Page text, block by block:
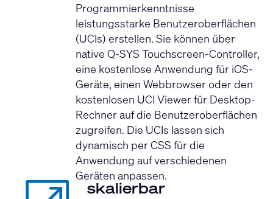
Programmierkenntnisse
leistungsstarke Benutzeroberflächen
(UCIs) erstellen. Sie können über
native Q-SYS Touchscreen-Controller,
eine kostenlose Anwendung für iOS-
Geräte, einen Webbrowser oder den
kostenlosen UCI Viewer für Desktop-
Rechner auf die Benutzeroberflächen
zugreifen. Die UCIs lassen sich
dynamisch per CSS für die
Anwendung auf verschiedenen
Geräten anpassen.
skalierbar